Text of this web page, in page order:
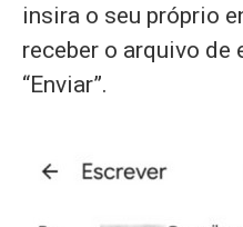
insira o seu próprio
receber o arquivo de
“Enviar”.